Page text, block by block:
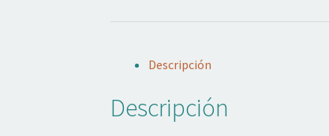
Descripción
Descripción